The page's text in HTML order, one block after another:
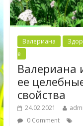
Валериана
е
Валериана
ее
свойства
24.02.2021
0 Comment